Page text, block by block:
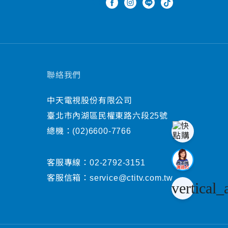
聯絡我們
中天電視股份有限公司
臺北市內湖區民權東路六段25號
總機： (02)6600-7766
客服專線： 02-2792-3151
客服信箱： service@ctitv.com.tw